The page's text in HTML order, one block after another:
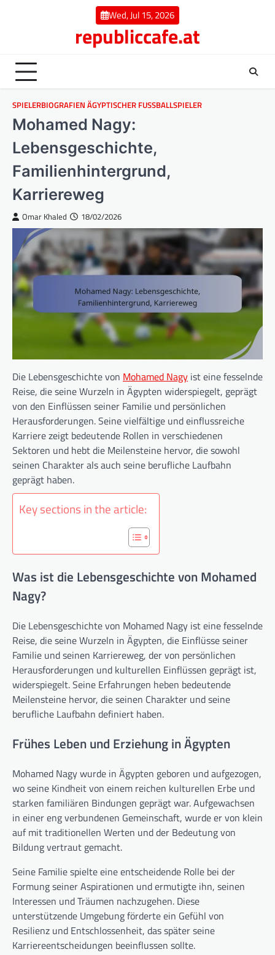
Wed, Jul 15, 2026
republiccafe.at
SPIELERBIOGRAFIEN ÄGYPTISCHER FUSSBALLSPIELER
Mohamed Nagy:
Lebensgeschichte,
Familienhintergrund,
Karriereweg
Omar Khaled 18/02/2026
Die Lebensgeschichte von Mohamed Nagy ist eine fesselnde
Reise, die seine Wurzeln in Ägypten widerspiegelt, geprägt
von den Einflüssen seiner Familie und persönlichen
Herausforderungen. Seine vielfältige und einflussreiche
Karriere zeigt bedeutende Rollen in verschiedenen
Sektoren und hebt die Meilensteine hervor, die sowohl
seinen Charakter als auch seine berufliche Laufbahn
geprägt haben.
Key sections in the article:
Was ist die Lebensgeschichte von Mohamed
Nagy?
Die Lebensgeschichte von Mohamed Nagy ist eine fesselnde
Reise, die seine Wurzeln in Ägypten, die Einflüsse seiner
Familie und seinen Karriereweg, der von persönlichen
Herausforderungen und kulturellen Einflüssen geprägt ist,
widerspiegelt. Seine Erfahrungen heben bedeutende
Meilensteine hervor, die seinen Charakter und seine
berufliche Laufbahn definiert haben.
Frühes Leben und Erziehung in Ägypten
Mohamed Nagy wurde in Ägypten geboren und aufgezogen,
wo seine Kindheit von einem reichen kulturellen Erbe und
starken familiären Bindungen geprägt war. Aufgewachsen
in einer eng verbundenen Gemeinschaft, wurde er von klein
auf mit traditionellen Werten und der Bedeutung von
Bildung vertraut gemacht.
Seine Familie spielte eine entscheidende Rolle bei der
Formung seiner Aspirationen und ermutigte ihn, seinen
Interessen und Träumen nachzugehen. Diese
unterstützende Umgebung förderte ein Gefühl von
Resilienz und Entschlossenheit, das später seine
Karriereentscheidungen beeinflussen sollte.